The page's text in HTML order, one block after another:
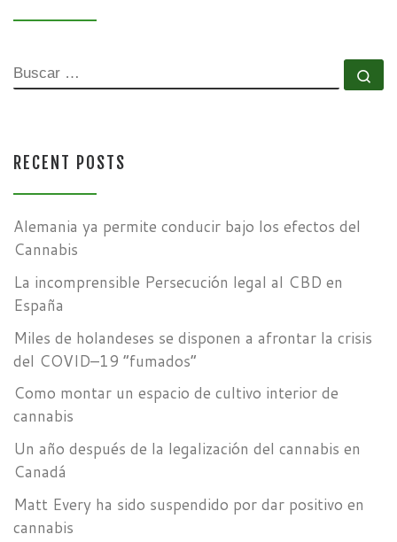
BUSCAR
RECENT POSTS
Alemania ya permite conducir bajo los efectos del
Cannabis
La incomprensible Persecución legal al CBD en
España
Miles de holandeses se disponen a afrontar la crisis
del COVID–19 “fumados”
Como montar un espacio de cultivo interior de
cannabis
Un año después de la legalización del cannabis en
Canadá
Matt Every ha sido suspendido por dar positivo en
cannabis